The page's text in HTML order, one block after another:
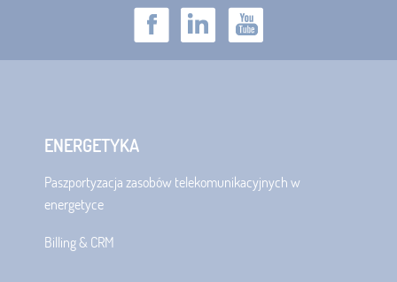
ENERGETYKA
Paszportyzacja zasobów telekomunikacyjnych w
energetyce
Billing & CRM